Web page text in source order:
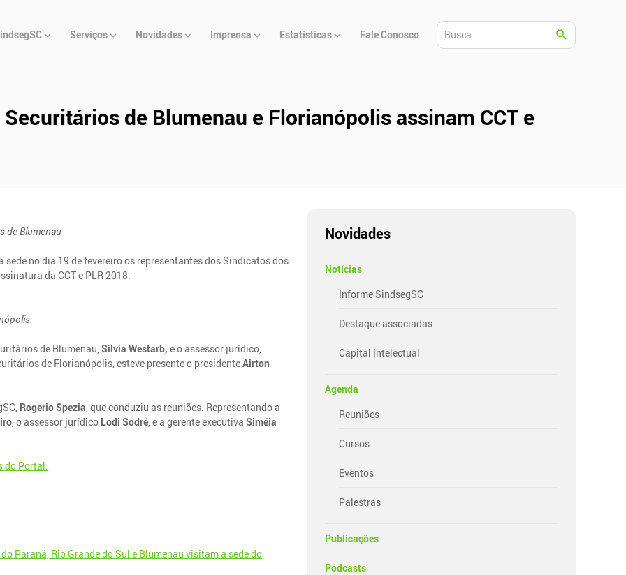
Serviços Novidades Imprensa Estatísticas Fale Conosco
de Blumenau e Florianópolis assinam CCT e
Blumenau
sede no dia 19 de fevereiro os representantes dos Sindicatos dos
da CCT e PLR 2018.
de Blumenau,Silvia Westarb,e o assessor jurídico,
de Florianópolis, esteve presente o presidenteAirton
Rogerio Spezia , que conduziu as reuniões. Representando a
, o assessor jurídico Lodi Sodré , e a gerente executivaSiméia
do Portal.
Paraná, Rio Grande do Sul e Blumenau visitam a sede do
Novidades
Notícias
Informe SindsegSC
Destaque associadas
Capital Intelectual
Agenda
Reuniões
Cursos
Eventos
Palestras
Publicações
Podcasts